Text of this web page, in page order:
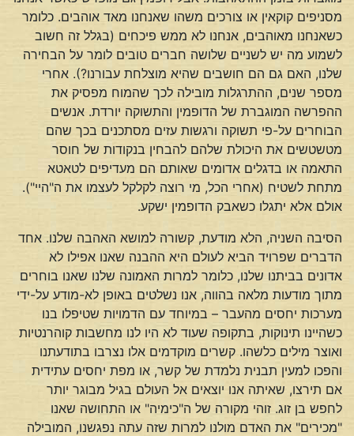
מסניפים קוקאין או צורכים משהו שאנחנו מאד אוהבים. כלומר
כשאנחנו מאוהבים, אנחנו לא ממש פיכחים (בגלל זה חשוב
לשמוע מה יש לשניים שלושה חברים טובים לומר על הבחירה
שלנו, האם גם הם חושבים שהיא מוצלחת עבורנו?). אחרי
מספר שנים, ההתרגלות מובילה לכך שהמוח מפסיק את
ההפרשה המוגברת של הדופמין והתשוקה יורדת. אנשים
הבוחרים על-פי תשוקה ורגשות עזים מסתכנים בכך שהם
מטשטשים את היכולת שלהם להבחין בנקודות של חוסר
התאמה או בדגלים אדומים שאותם הם מעדיפים לטאטא
מתחת לשטיח (אחרי הכל, מי רוצה לקלקל לעצמו את ה"היי").
אולם אלא יתגלו כשאבק הדופמין ישקע.
הסיבה השניה, הלא מודעת, קשורה למושא האהבה שלנו. אחד
הדברים שפרויד הביא לעולם היא ההבנה שאנו אפילו לא
אדונים בביתנו שלנו, כלומר למרות האמונה שלנו שאנו בוחרים
מתוך מודעות מלאה בהווה, אנו נשלטים באופן לא-מודע על-ידי
מערכות יחסים מהעבר – במיוחד עם הדמויות שטיפלו בנו
כשהיינו תינוקות, בתקופה שעוד לא היו לנו מחשבות קוהרנטיות
ואוצר מילים כלשהו. קשרים מוקדמים אלו נצרבו בתודעתנו
והפכו למעין תבנית נלמדת של קשר, או מפת יחסים עתידית
אם תירצו, שאיתה אנו יוצאים אל העולם בגיל מבוגר יותר
לחפש בן זוג. זוהי מקורה של ה"כימיה" או התחושה שאנו
"מכירים" את האדם מולנו למרות שזה עתה נפגשנו, המובילה